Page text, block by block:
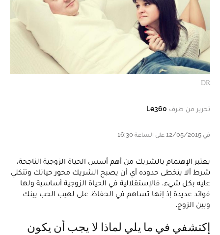
DR
تحرير من طرف Le360
في 12/05/2015 على الساعة 16:30
يعتبر الإهتمام بالشريك من أهم أسس الحياة الزوجية الناجحة،
شرط ألا يتخطى حدوده أي أن يصبح الشريك محور حياتك وتتكلي
عليه بكل شيء، فالإستقلالية في الحياة الزوجية أساسية ولها
فوائد عديدة إذ إ نها تساهم في الحفاظ على لهيب الحب بينك
وبين الزوج.
إكتشفي في ما يلي لماذا لا يجب أن يكون